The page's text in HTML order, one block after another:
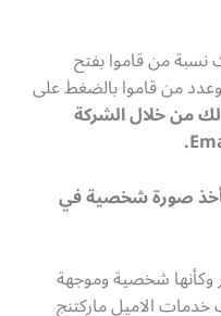
نسبة من قاموا بفتح
من قاموا بالضغط على
من خلال الشركة
بأخذ صورة شخصية في
وكأنها شخصية وموجهة
الاميل ماركتنج